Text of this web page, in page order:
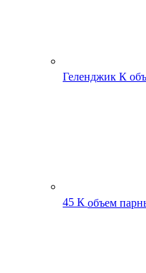
Геленджик К
45 К объем